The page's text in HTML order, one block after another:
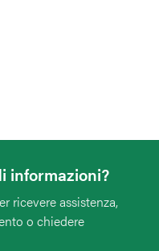
informazioni?
ricevere assistenza,
o chiedere